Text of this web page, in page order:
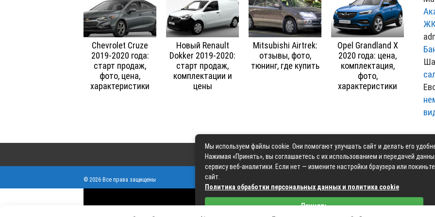
Chevrolet Cruze
2019-2020 года:
старт продаж,
фото, цена,
характеристики
Новый Renault
Dokker 2019-2020:
старт продаж,
комплектации и
цены
Mitsubishi Airtrek:
отзывы, фото,
тюнинг, где купить
Opel Grandland X
2020 года: цена,
комплектация,
фото,
характеристики
ЖК
Контакты Карта
© 2026 Все права защищены
Связаться с редакцией сайта:
Мы используем файлы cookie. Они помогают улучшать сайт и делать его
Нажимая «Принять», вы соглашаетесь с их использованием и передачей
сервису веб-аналитики. Если нет — измените настройки браузера или покиньте
сайт.
Политика обработки персональных данных и политика cookie
Принять